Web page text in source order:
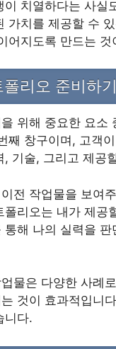
치열하다는 사
가치를 제공할 수
어지도록 만드는 것
리오 준비하기
위해 중요한 요
째 창구이며, 고객
, 기술, 그리고 제공
전 작업물을 보여
폴리오는 내가 제
통해 나의 실력을
물은 다양한 사례
것이 효과적입니
니다.